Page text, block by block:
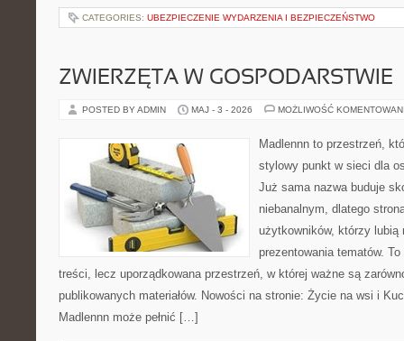
CATEGORIES: UBEZPIECZENIE WYDARZENIA I BEZPIECZEŃSTWO
ZWIERZĘTA W GOSPODARSTWIE
POSTED BY ADMIN MAJ - 3 - 2026 MOŻLIWOŚĆ
Madlennn to przestrzeń,
stylowy punkt w sieci dla
Już sama nazwa buduje
niebanalnym, dlatego
użytkowników, którzy lubią
prezentowania tematów.
treści, lecz uporządkowana przestrzeń, w której ważne są
publikowanych materiałów. Nowości na stronie: Życie na wsi i
Madlennn może pełnić […]